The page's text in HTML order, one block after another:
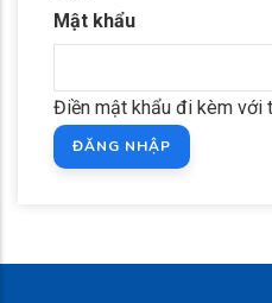
Mật khẩu
Điền mật khẩu đi kèm với